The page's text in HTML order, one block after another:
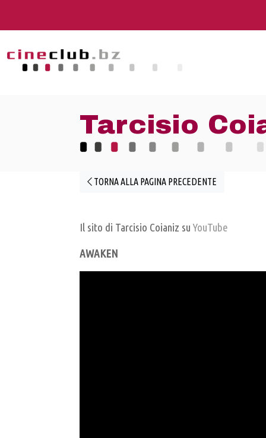
Tarcisio
TORNA ALLA PAGINA PRECEDENTE
Il sito di Tarcisio Coianiz su YouTube
AWAKEN